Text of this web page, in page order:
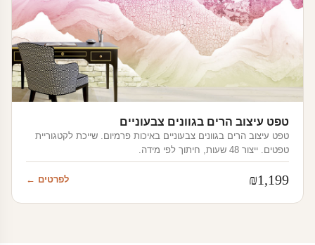
טפט עיצוב הרים בגוונים צבעוניים
טפט עיצוב הרים בגוונים צבעוניים באיכות פרמיום. שייכת לקטגוריית
טפטים. ייצור 48 שעות, חיתוך לפי מידה.
₪1,199 לפרטים ←